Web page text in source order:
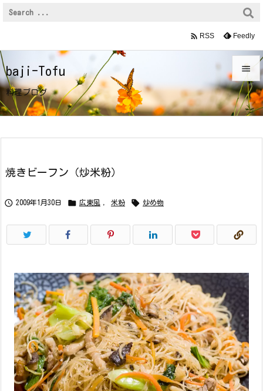
baji-Tofu
料理ブログ


メニュ
 RSS Feedly
焼きビーフン（炒米粉）
 2009年1月30日  広東風 米粉  炒め物